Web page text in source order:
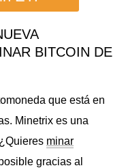
BITCOIN DE
que está en
Minetrix es una
minar
gracias al